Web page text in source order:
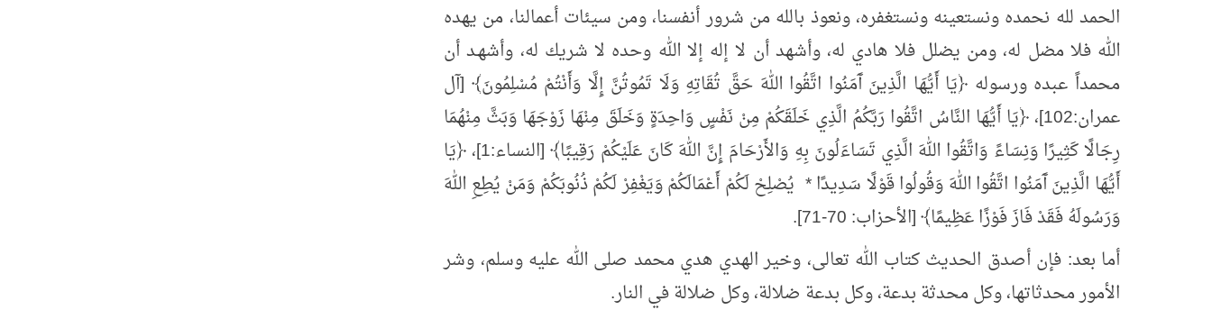
الحمد لله نحمده ونستعينه ونستغفره، ونعوذ بالله من شرور أنفسنا، ومن سيئات أعمالنا، من يهده
الله فلا مضل له، ومن يضلل فلا هادي له، وأشهد أن لا إله إلا الله وحده لا شريك له، وأشهـد أن
محمداً عبده ورسوله ﴿يَا أَيُّهَا الَّذِينَ آَمَنُوا اتَّقُوا اللهَ حَقَّ تُقَاتِهِ وَلَا تَمُوتُنَّ إِلَّا وَأَنْتُمْ مُسْلِمُونَ﴾ [آل
عمران:102]، ﴿يَا أَيُّهَا النَّاسُ اتَّقُوا رَبَّكُمُ الَّذِي خَلَقَكُمْ مِنْ نَفْسٍ وَاحِدَةٍ وَخَلَقَ مِنْهَا زَوْجَهَا وَبَثَّ مِنْهُمَا
رِجَالًا كَثِيرًا وَنِسَاءً وَاتَّقُوا اللهَ الَّذِي تَسَاءَلُونَ بِهِ وَالأَرْحَامَ إِنَّ اللهَ كَانَ عَلَيْكُمْ رَقِيبًا﴾ [النساء:1]، ﴿يَا
أَيُّهَا الَّذِينَ آَمَنُوا اتَّقُوا اللهَ وَقُولُوا قَوْلًا سَدِيدًا * يُصْلِحْ لَكُمْ أَعْمَالَكُمْ وَيَغْفِرْ لَكُمْ ذُنُوبَكُمْ وَمَنْ يُطِعِ اللهَ
وَرَسُولَهُ فَقَدْ فَازَ فَوْزًا عَظِيمًا﴾ [الأحزاب: 70-71].
أما بعد: فإن أصدق الحديث كتاب الله تعالى، وخير الهدي هدي محمد صلى الله عليه وسلم، وشر
الأمور محدثاتها، وكل محدثة بدعة، وكل بدعة ضلالة، وكل ضلالة في النار.